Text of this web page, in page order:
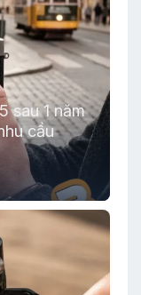
sau 1 năm
cầu